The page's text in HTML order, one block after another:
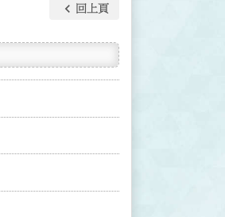
keyboard_arrow_left 回上頁